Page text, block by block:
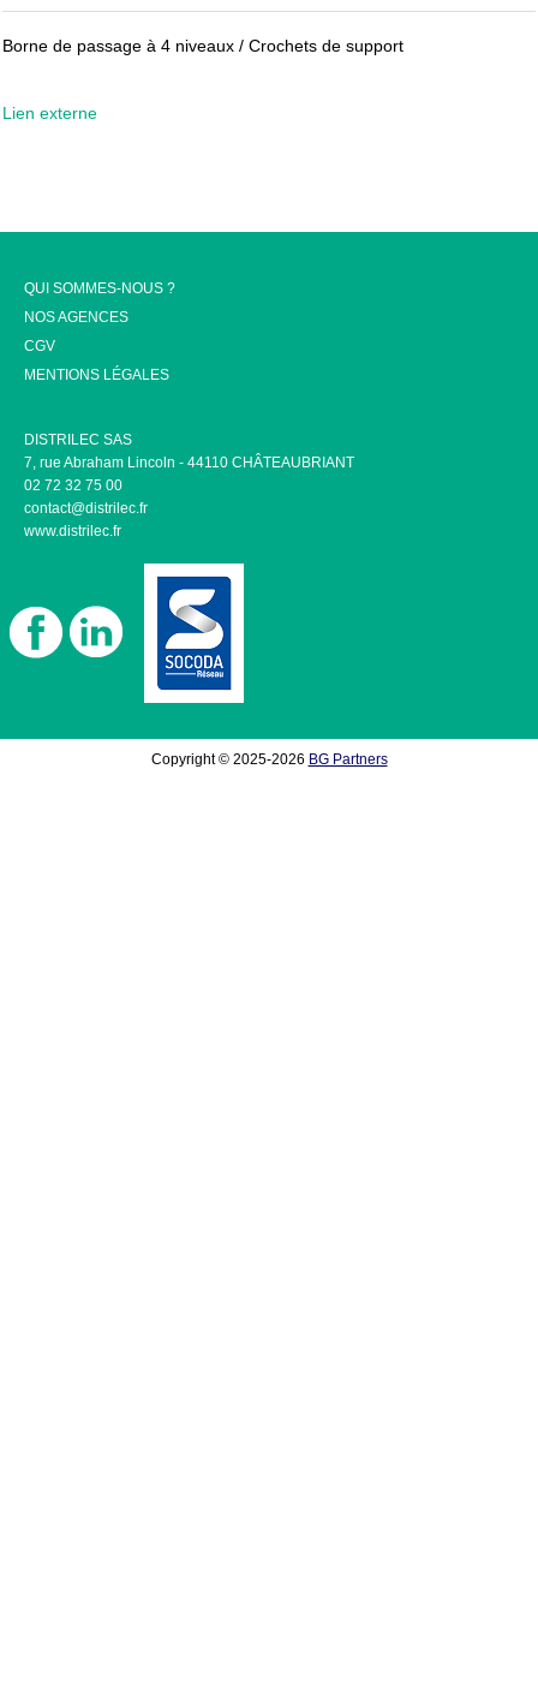
Borne de passage à 4 niveaux / Crochets de support
Lien externe
QUI SOMMES-NOUS ?
NOS AGENCES
CGV
MENTIONS LÉGALES
DISTRILEC SAS
7, rue Abraham Lincoln - 44110 CHÂTEAUBRIANT
02 72 32 75 00
contact@distrilec.fr
www.distrilec.fr
Copyright © 2025-2026 BG Partners